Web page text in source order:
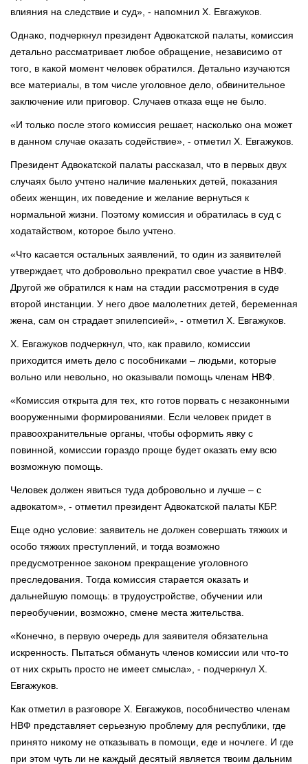
влияния на следствие и суд», - напомнил Х. Евгажуков.
Однако, подчеркнул президент Адвокатской палаты, комиссия
детально рассматривает любое обращение, независимо от
того, в какой момент человек обратился. Детально изучаются
все материалы, в том числе уголовное дело, обвинительное
заключение или приговор. Случаев отказа еще не было.
«И только после этого комиссия решает, насколько она может
в данном случае оказать содействие», - отметил Х. Евгажуков.
Президент Адвокатской палаты рассказал, что в первых двух
случаях было учтено наличие маленьких детей, показания
обеих женщин, их поведение и желание вернуться к
нормальной жизни. Поэтому комиссия и обратилась в суд с
ходатайством, которое было учтено.
«Что касается остальных заявлений, то один из заявителей
утверждает, что добровольно прекратил свое участие в НВФ.
Другой же обратился к нам на стадии рассмотрения в суде
второй инстанции. У него двое малолетних детей, беременная
жена, сам он страдает эпилепсией», - отметил Х. Евгажуков.
Х. Евгажуков подчеркнул, что, как правило, комиссии
приходится иметь дело с пособниками – людьми, которые
вольно или невольно, но оказывали помощь членам НВФ.
«Комиссия открыта для тех, кто готов порвать с незаконными
вооруженными формированиями. Если человек придет в
правоохранительные органы, чтобы оформить явку с
повинной, комиссии гораздо проще будет оказать ему всю
возможную помощь.
Человек должен явиться туда добровольно и лучше – с
адвокатом», - отметил президент Адвокатской палаты КБР.
Еще одно условие: заявитель не должен совершать тяжких и
особо тяжких преступлений, и тогда возможно
предусмотренное законом прекращение уголовного
преследования. Тогда комиссия старается оказать и
дальнейшую помощь: в трудоустройстве, обучении или
переобучении, возможно, смене места жительства.
«Конечно, в первую очередь для заявителя обязательна
искренность. Пытаться обмануть членов комиссии или что-то
от них скрыть просто не имеет смысла», - подчеркнул Х.
Евгажуков.
Как отметил в разговоре Х. Евгажуков, пособничество членам
НВФ представляет серьезную проблему для республики, где
принято никому не отказывать в помощи, еде и ночлеге. И где
при этом чуть ли не каждый десятый является твоим дальним